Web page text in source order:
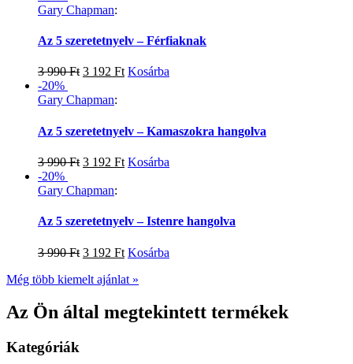
Gary Chapman:
Az 5 szeretetnyelv – Férfiaknak
3 990Ft 3 192 Ft Kosárba
-20%
Gary Chapman:
Az 5 szeretetnyelv – Kamaszokra hangolva
3 990Ft 3 192 Ft Kosárba
-20%
Gary Chapman:
Az 5 szeretetnyelv – Istenre hangolva
3 990Ft 3 192 Ft Kosárba
Még több kiemelt ajánlat »
Az Ön által megtekintett termékek
Kategóriák